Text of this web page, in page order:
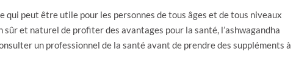
qui peut être utile pour les personnes de tous âges et de tous niveaux
sûr et naturel de profiter des avantages pour la santé, l’ashwagandha
un professionnel de la santé avant de prendre des suppléments à